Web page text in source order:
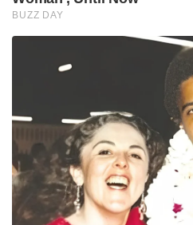
BUZZ DAY